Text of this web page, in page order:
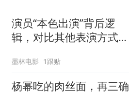
演员“本色出演”背后逻
辑，对比其他表演方式差
墨林电影 1跟贴
杨幂吃的肉丝面，再三确